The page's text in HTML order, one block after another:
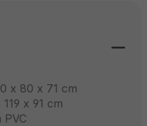
x 80 x 71 cm
x 91 cm